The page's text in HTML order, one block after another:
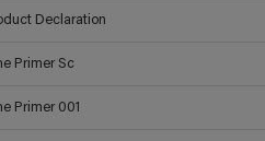
Declaration
Primer Sc
Primer 001